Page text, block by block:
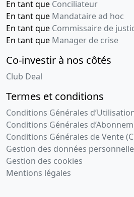
En tant que Conciliateur
En tant que Mandataire ad hoc
En tant que Commissaire de
En tant que Manager de crise
Co-investir à nos côtés
Club Deal
Termes et conditions
Conditions Générales
Conditions Générales
Conditions Générales de Vente
Gestion des données
Gestion des cookies
Mentions légales